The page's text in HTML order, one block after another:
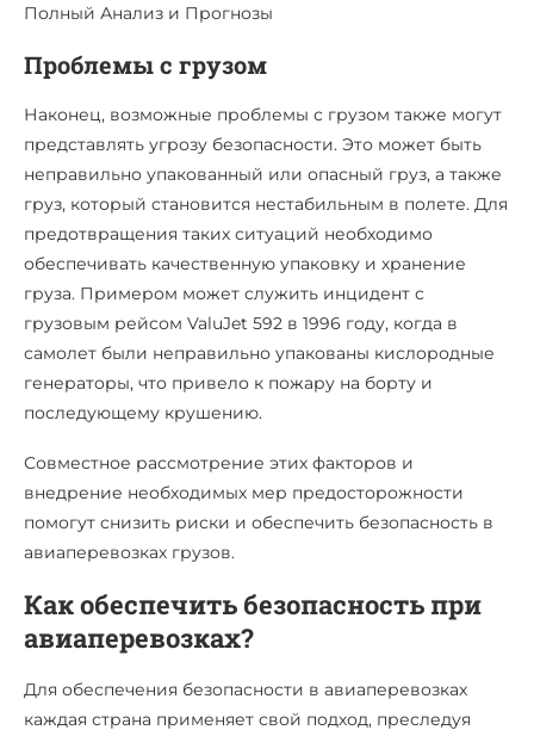
Полный Анализ и Прогнозы
Проблемы с грузом
Наконец, возможные проблемы с грузом также могут
представлять угрозу безопасности. Это может быть
неправильно упакованный или опасный груз, а также
груз, который становится нестабильным в полете. Для
предотвращения таких ситуаций необходимо
обеспечивать качественную упаковку и хранение
груза. Примером может служить инцидент с
грузовым рейсом ValuJet 592 в 1996 году, когда в
самолет были неправильно упакованы кислородные
генераторы, что привело к пожару на борту и
последующему крушению.
Совместное рассмотрение этих факторов и
внедрение необходимых мер предосторожности
помогут снизить риски и обеспечить безопасность в
авиаперевозках грузов.
Как обеспечить безопасность при
авиаперевозках?
Для обеспечения безопасности в авиаперевозках
каждая страна применяет свой подход, преследуя